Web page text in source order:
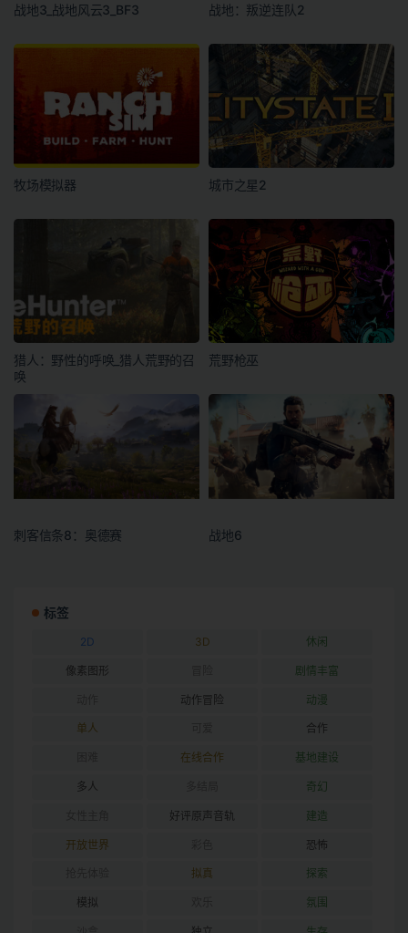
战地3_战地风云3_BF3 战地：叛逆连队2
牧场模拟器 城市之星2
猎人：野性的呼唤_猎人荒野的召
唤
荒野枪巫
刺客信条8：奥德赛 战地6
标签
2D 3D 休闲
像素图形 剧情丰富
动作冒险 动漫
单人 合作
在线合作 基地建设
多人 奇幻
好评原声音轨 建造
开放世界 恐怖
拟真 探索
模拟 氛围